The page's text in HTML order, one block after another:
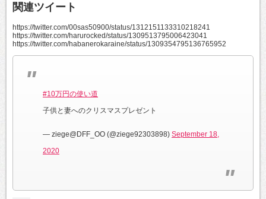
関連ツイート
https://twitter.com/00sas50900/status/1312151133310218241
https://twitter.com/harurocked/status/1309513795006423041
https://twitter.com/habanerokaraine/status/1309354795136765952
#10万円の使い道
子供と妻へのクリスマスプレゼント
— ziege@DFF_OO (@ziege92303898) September 18,
2020